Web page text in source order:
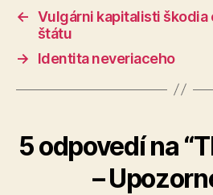
← Vulgárni kapitalisti škodia
štátu
→
Identita neveriaceho
5 odpovedí na
–